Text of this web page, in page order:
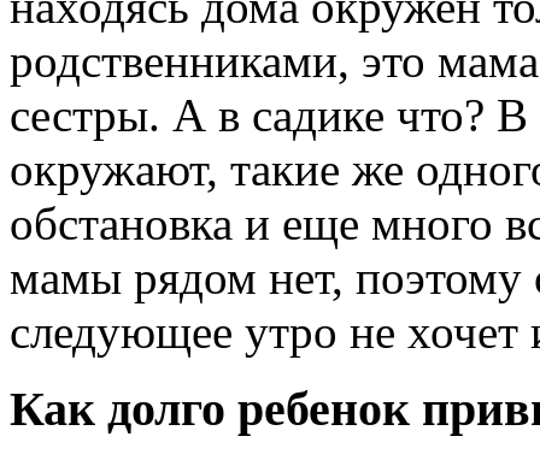
родственниками, это
сестры. А в садике что? В
окружают, такие же
обстановка и еще много
мамы рядом нет, поэтому
следующее утро не хочет
Как долго ребенок